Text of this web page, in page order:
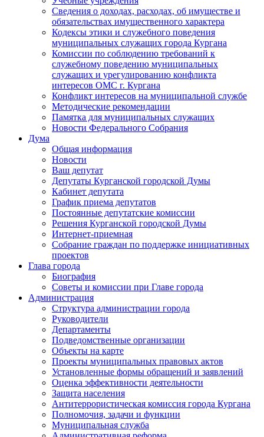
Сведения о доходах, расходах, об имуществе и
обязательствах имущественного характера
Кодексы этики и служебного поведения
муниципальных служащих города Кургана
Комиссии по соблюдению требований к
служебному поведению муниципальных
служащих и урегулированию конфликта
интересов ОМС г. Кургана
Конфликт интересов на муниципальной службе
Методические рекомендации
Памятка для муниципальных служащих
Новости Федерального Cобрания
Дума
Общая информация
Новости
Ваш депутат
Депутаты Курганской городской Думы
Кабинет депутата
График приема депутатов
Постоянные депутатские комиссии
Решения Курганской городской Думы
Интернет-приемная
Собрание граждан по поддержке инициативных
проектов
Глава города
Биография
Советы и комиссии при Главе города
Администрация
Структура администрации города
Руководители
Департаменты
Подведомственные организации
Объекты на карте
Проекты муниципальных правовых актов
Установленные формы обращений и заявлений
Оценка эффективности деятельности
Защита населения
Антитеррористическая комиссия города Кургана
Полномочия, задачи и функции
Муниципальная служба